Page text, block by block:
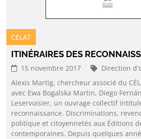
CELAT
ITINÉRAIRES DES
15 novembre 2017
Direction
Alexis Martig, chercheur associé du
avec Ewa Bogalska Martin, Diego
Leservoisier, un ouvrage collectif
reconnaissance. Discriminations,
politique et citoyennetés aux Éditions
contemporaines. Depuis quelques